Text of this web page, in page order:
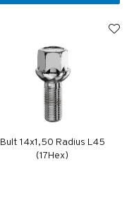
Bult 14x1,50 Radius L45
(17Hex)